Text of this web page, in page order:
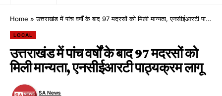
Home »उत्तराखंड में पांच वर्षों के बाद 97 मदरसों को मिली मान्यता, एनसीईआरटी पाठ्यक्रम लागू
LOCAL
उत्तराखंड में पांच वर्षों के बाद 97 मदरसों को
मिली मान्यता, एनसीईआरटी पाठ्यक्रम लागू
SA News